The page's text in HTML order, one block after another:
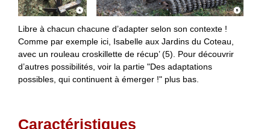
Libre à chacun chacune d’adapter selon son contexte !
Comme par exemple ici, Isabelle aux Jardins du Coteau,
avec un rouleau croskillette de récup’ (5). Pour découvrir
d’autres possibilités, voir la partie "Des adaptations
possibles, qui continuent à émerger !" plus bas.
Caractéristiques